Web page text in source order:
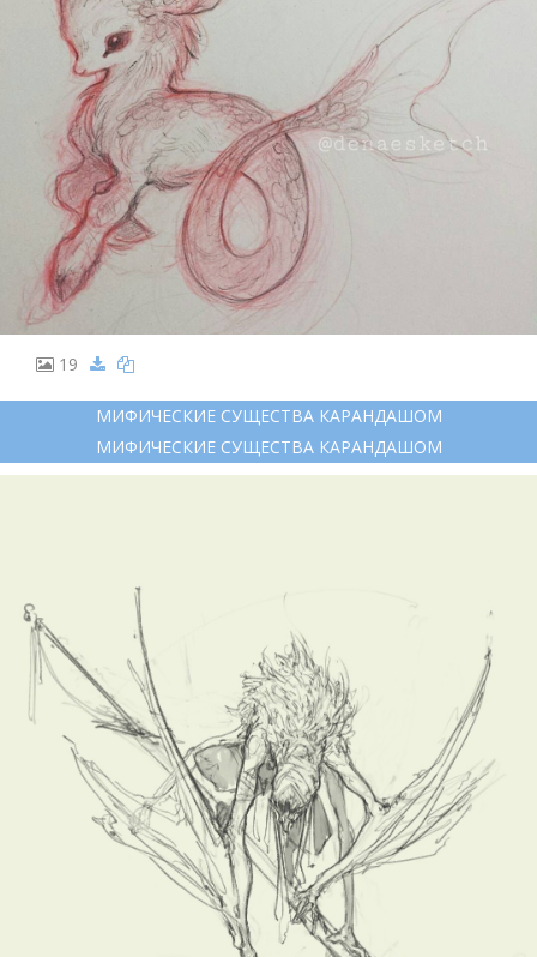
19
МИФИЧЕСКИЕ СУЩЕСТВА КАРАНДАШОМ
МИФИЧЕСКИЕ СУЩЕСТВА КАРАНДАШОМ